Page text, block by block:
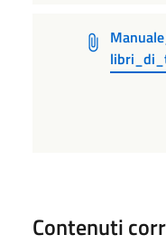
Contenuti